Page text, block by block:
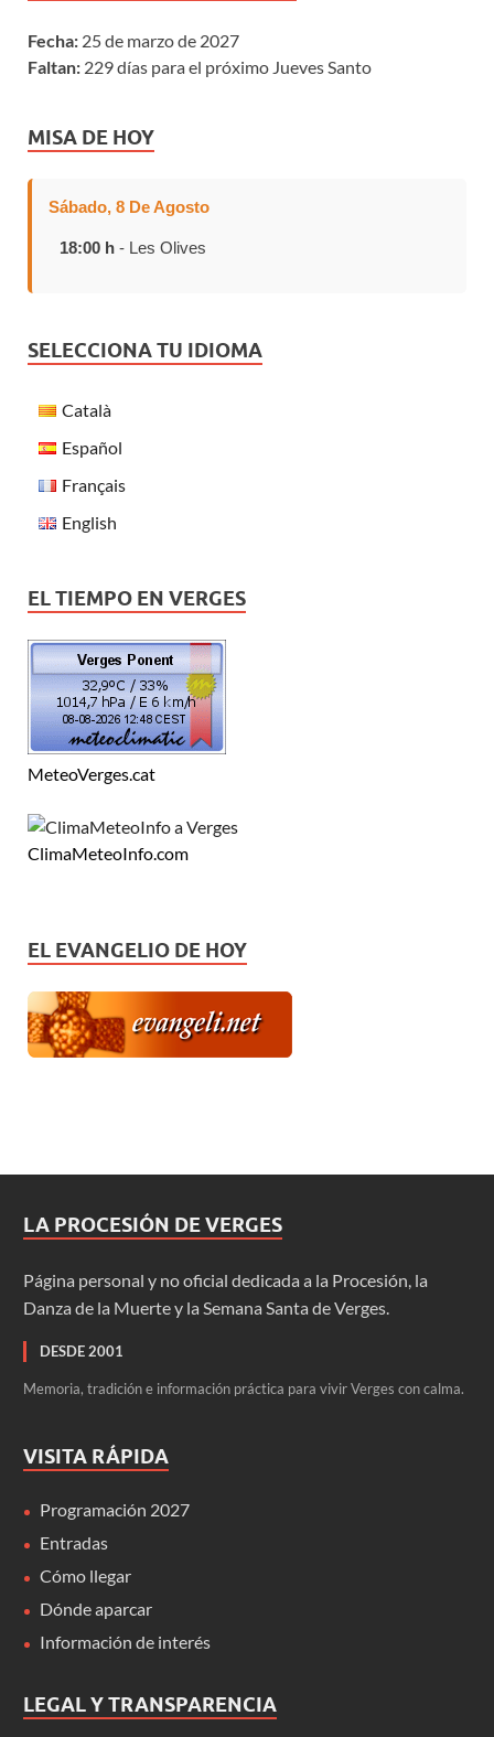
Fecha: 25 de marzo de 2027
Faltan: 229 días para el próximo Jueves Santo
MISA DE HOY
Sábado, 8 De Agosto
18:00 h - Les Olives
SELECCIONA TU IDIOMA
Català
Español
Français
English
EL TIEMPO EN VERGES
MeteoVerges.cat
ClimaMeteoInfo.com
EL EVANGELIO DE HOY
LA PROCESIÓN DE VERGES
Página personal y no oficial dedicada a la Procesión, la
Danza de la Muerte y la Semana Santa de Verges.
DESDE 2001
Memoria, tradición e información práctica para vivir Verges con calma.
VISITA RÁPIDA
Programación 2027
Entradas
Cómo llegar
Dónde aparcar
Información de interés
LEGAL Y TRANSPARENCIA